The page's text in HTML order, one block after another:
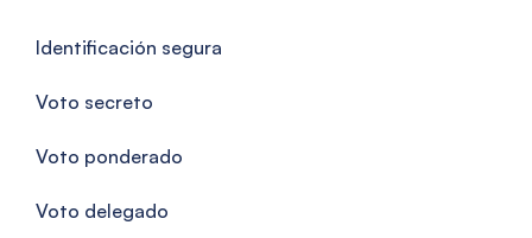
Identificación segura
Voto secreto
Voto ponderado
Voto delegado